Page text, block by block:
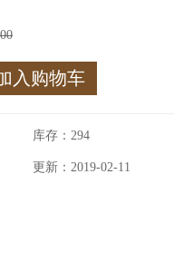
入购物车
库存： 294
更新：2019-02-11